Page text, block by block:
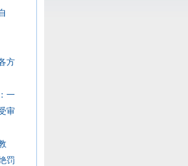
方
一
审
罚